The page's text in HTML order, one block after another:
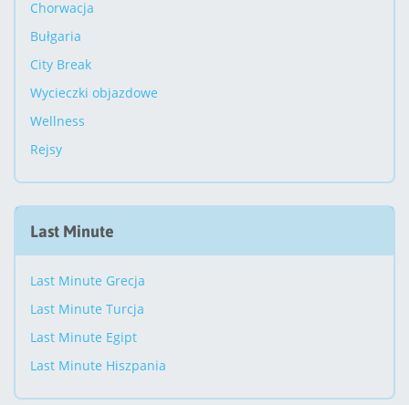
Chorwacja
Bułgaria
City Break
Wycieczki objazdowe
Wellness
Rejsy
Last Minute
Last Minute Grecja
Last Minute Turcja
Last Minute Egipt
Last Minute Hiszpania